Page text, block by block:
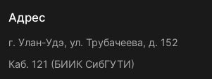
Адрес
г. Улан-Удэ, ул. Трубачеева, д. 152
Каб. 121 (БИИК СибГУТИ)